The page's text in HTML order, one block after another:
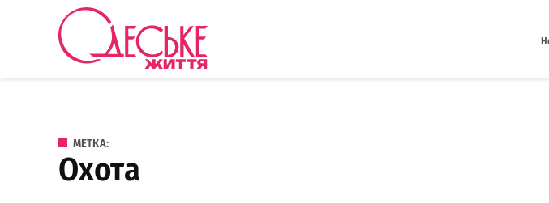
Перейти к содержанию
МЕТКА:
охота